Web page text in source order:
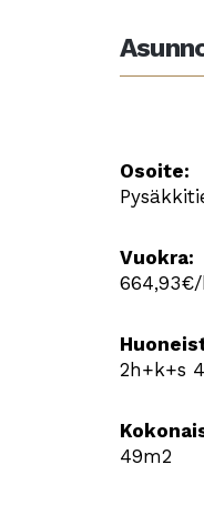
Osoite:
Vuokra:
2h+k+s
49m2